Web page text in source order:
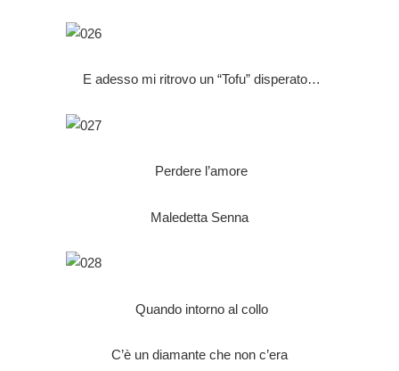
E adesso mi ritrovo un “Tofu” disperato…
Perdere l’amore
Maledetta Senna
Quando intorno al collo
C’è un diamante che non c’era